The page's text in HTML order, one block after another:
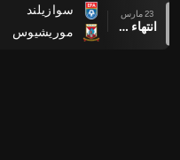
23 مارس
انتهاء وقت المباراة
سوازيلند
موريشيوس